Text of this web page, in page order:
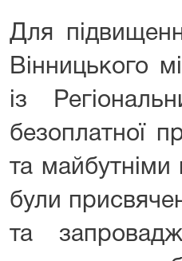
Для
Вінницького
із
безоплатної
та
були
та